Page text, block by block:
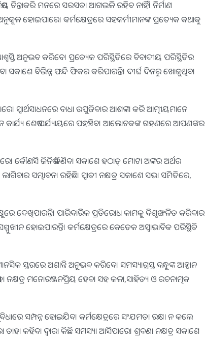
ଚିନ୍ତାକରି ମନରେ ସରସତା ଆଗଭଳି ରହିବ ନାହିଁ। ନିର୍ମାଣ
ହୋଇପାରେ। କର୍ମକ୍ଷେତ୍ରରେ ସହକର୍ମୀମାନଙ୍କ ପ୍ରତ୍ୟେକ କଥାକୁ
ଅନୁଭବ କରିବେ। ପ୍ରତ୍ୟେକ ପରିସ୍ଥିତିରେ ବିବାଦୀୟ ପରିସ୍ଥିତିର
ସକାଶେ ବିଭିନ୍ନ ଫନ୍ଦି ଫିକର କରିପାରନ୍ତି। ଦୀର୍ଘ ଦିନରୁ ଖୋଜୁଥିବା
ସ୍ବାର୍ଥସାଧନରେ ବାଧା ଉପୁଜିବାର ଆଶଙ୍କା କରି ଆତ୍ମୀୟମାନେ
କାର୍ଯ୍ୟ ଶେଷ ପର୍ଯ୍ୟାୟରେ ପହଞ୍ଚିବ। ଆଲୋଚକଙ୍କ ଗହଣରେ ଆପଣଙ୍କର
କୌଣସି ଜିନିଷ କିଣିବା ସକାଶେ ହଠାତ୍‌ ମୋଟା ଅଙ୍କର ଅର୍ଥର
ସମ୍ଭାବନା ରହିଛି। ସ୍ବାତୀ ନକ୍ଷତ୍ର ସକାଶେ ସଭା ସମିତିରେ,
ଦେଖିପାରନ୍ତି। ପାରିବାରିିକ ପ୍ରତିରୋଧ କାମକୁ ବିଶୃଙ୍ଖଳିତ କରିବାର
ହୋଇପାରନ୍ତି। କର୍ମକ୍ଷେତ୍ରରେ କେତେକ ଅସ୍ବାଭାବିକ ପରିସ୍ଥିତି
ସ୍ତରରେ ଅଶାନ୍ତି ଅନୁଭବ କରିବେ। ସମସ୍ୟାଗ୍ରସ୍ତ ବନ୍ଧୁଙ୍କ ଆହ୍ବାନ
ନକ୍ଷତ୍ର ମନୋରଞ୍ଜନପ୍ରିୟ ହେବା ସହ କଳା,ସାହିତ୍ୟ ଓ ରଚନାତ୍ମକ
ସମ୍ପନ୍ନ ହୋଇଯିବ। କର୍ମକ୍ଷେତ୍ରରେ ସଂଯମତା ରକ୍ଷା ନ କଲେ
କହିବା ଦ୍ୱାରା କିଛି ସମସ୍ୟା ଆସିପାରେ। ଶ୍ରବଣା ନକ୍ଷତ୍ର ସକାଶେ